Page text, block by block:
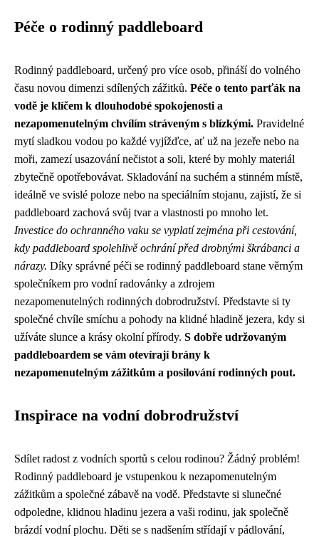
Péče o rodinný paddleboard
Rodinný paddleboard, určený pro více osob, přináší do volného
času novou dimenzi sdílených zážitků. Péče o tento parťák na
vodě je klíčem k dlouhodobé spokojenosti a
nezapomenutelným chvílím stráveným s blízkými. Pravidelné
mytí sladkou vodou po každé vyjížďce, ať už na jezeře nebo na
moři, zamezí usazování nečistot a soli, které by mohly materiál
zbytečně opotřebovávat. Skladování na suchém a stinném místě,
ideálně ve svislé poloze nebo na speciálním stojanu, zajistí, že si
paddleboard zachová svůj tvar a vlastnosti po mnoho let.
Investice do ochranného vaku se vyplatí zejména při cestování,
kdy paddleboard spolehlivě ochrání před drobnými škrábanci a
nárazy. Díky správné péči se rodinný paddleboard stane věrným
společníkem pro vodní radovánky a zdrojem
nezapomenutelných rodinných dobrodružství. Představte si ty
společné chvíle smíchu a pohody na klidné hladině jezera, kdy si
užíváte slunce a krásy okolní přírody. S dobře udržovaným
paddleboardem se vám otevírají brány k
nezapomenutelným zážitkům a posilování rodinných pout.
Inspirace na vodní dobrodružství
Sdílet radost z vodních sportů s celou rodinou? Žádný problém!
Rodinný paddleboard je vstupenkou k nezapomenutelným
zážitkům a společné zábavě na vodě. Představte si slunečné
odpoledne, klidnou hladinu jezera a vaši rodinu, jak společně
brázdí vodní plochu. Děti se s nadšením střídají v pádlování,